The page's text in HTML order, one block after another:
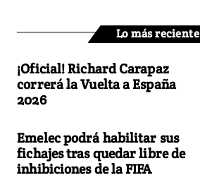
Lo más reciente
¡Oficial! Richard Carapaz
correrá la Vuelta a España
2026
Emelec podrá habilitar sus
fichajes tras quedar libre de
inhibiciones de la FIFA